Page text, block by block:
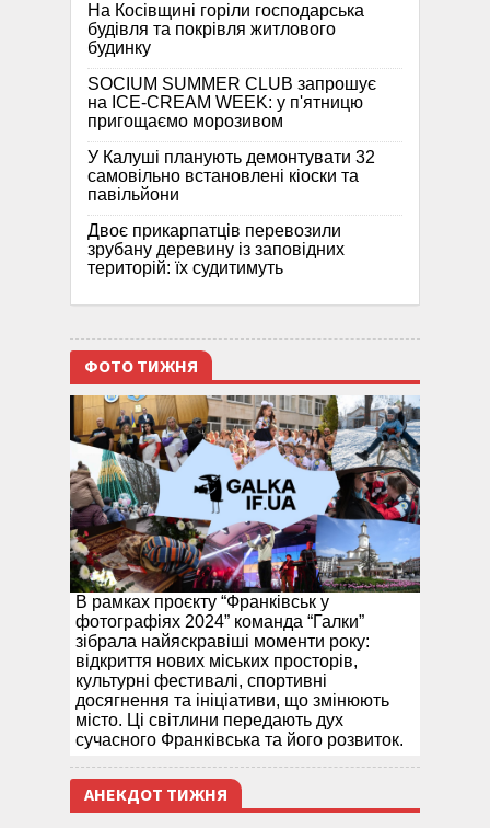
На Косівщині горіли господарська
будівля та покрівля житлового
будинку
SOCIUM SUMMER CLUB запрошує
на ICE-CREAM WEEK: у п'ятницю
пригощаємо морозивом
У Калуші планують демонтувати 32
самовільно встановлені кіоски та
павільйони
Двоє прикарпатців перевозили
зрубану деревину із заповідних
територій: їх судитимуть
ФОТО ТИЖНЯ
В рамках проєкту “Франківськ у
фотографіях 2024” команда “Галки”
зібрала найяскравіші моменти року:
відкриття нових міських просторів,
культурні фестивалі, спортивні
досягнення та ініціативи, що змінюють
місто. Ці світлини передають дух
сучасного Франківська та його розвиток.
АНЕКДОТ ТИЖНЯ